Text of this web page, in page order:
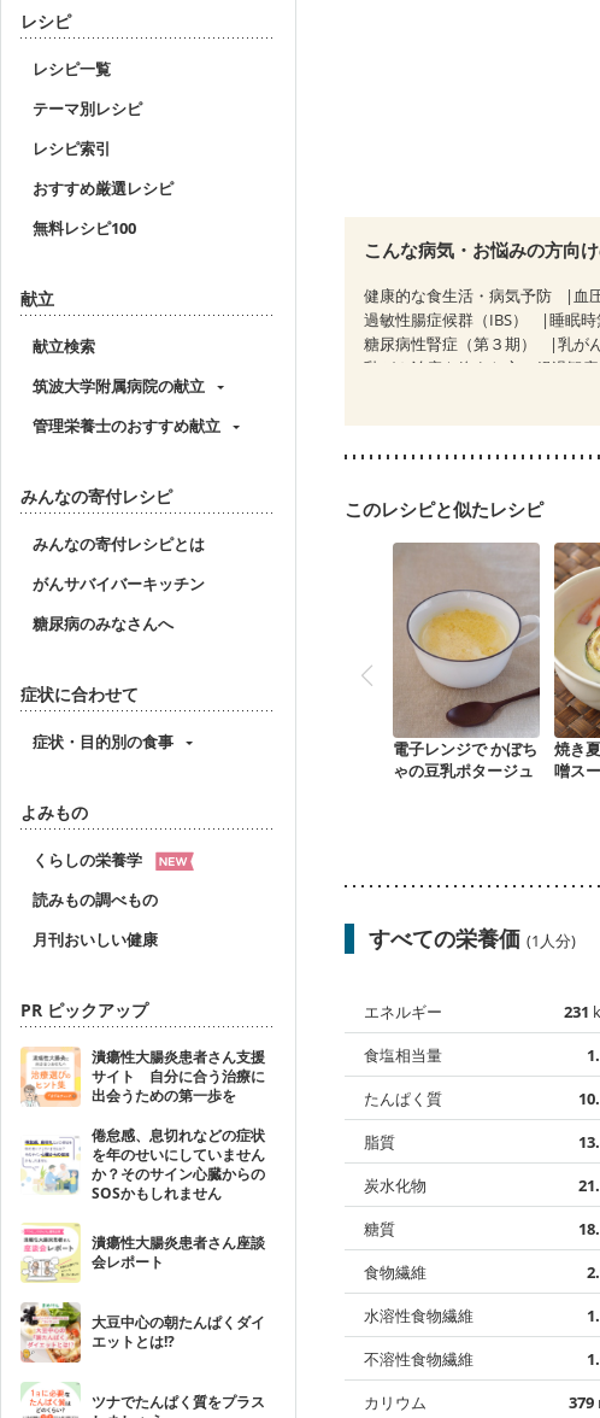
レシピ
レシピ一覧
テーマ別レシピ
レシピ索引
おすすめ厳選レシピ
無料レシピ100
献立
献立検索
筑波大学附属病院の献立
管理栄養士のおすすめ献立
みんなの寄付レシピ
みんなの寄付レシピとは
がんサバイバーキッチン
糖尿病のみなさんへ
症状に合わせて
症状・目的別の食事
よみもの
くらしの栄養学
読みもの調べもの
月刊おいしい健康
PR ピックアップ
潰瘍性大腸炎患者さん支援
サイト 自分に合う治療に
出会うための第一歩を
倦怠感、息切れなどの症状
を年のせいにしていません
か？そのサイン心臓からの
SOSかもしれません
潰瘍性大腸炎患者さん座談
会レポート
大豆中心の朝たんぱくダイ
エットとは!?
ツナでたんぱく質をプラス
こんな病気・お悩みの方向
健康的な食生活・病気予防 血
過敏性腸症候群（IBS）
睡眠
糖尿病性腎症（第３期）
乳が
乳がん治療を終えた方・経過観
このレシピと似たレシピ
電子レンジで かぼち
ゃの豆乳ポタージュ
焼き
噌ス
すべての栄養価 (1人分)
エネルギー 231
食塩相当量
たんぱく質
脂質
炭水化物
糖質
食物繊維
水溶性食物繊維
不溶性食物繊維
カリウム
379